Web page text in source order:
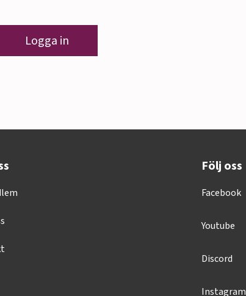
Logga in
Följ oss
Facebook
Youtube
Discord
Instagram